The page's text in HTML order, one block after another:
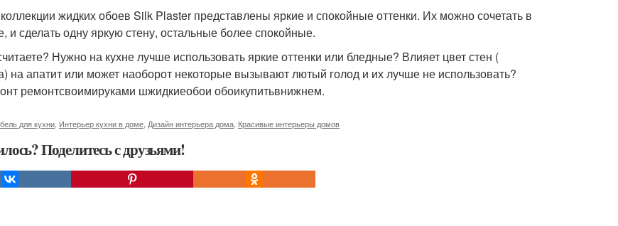
жидких обоев Silk Plaster представлены яркие и спокойные оттенки. Их можно сочетать в
и сделать одну яркую стену, остальные более спокойные.
Нужно на кухне лучше использовать яркие оттенки или бледные? Влияет цвет стен (
на апатит или может наоборот некоторые вызывают лютый голод и их лучше не использовать?
ремонтсвоимируками шжидкиеобои обоикупитьвнижнем.
для кухни Интерьер кухни в доме Дизайн интерьера дома Красивые интерьеры домов
Поделитесь с друзьями!